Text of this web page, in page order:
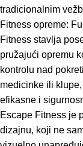
tradicionalnim
Fitness opreme:
Fitness stavlja
pružajući opremu
kontrolu nad
medicinke ili
efikasne i
Escape Fitness je
dizajnu, koji ne